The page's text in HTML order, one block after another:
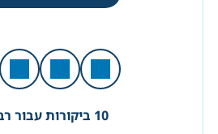
10 ביקורות עבור